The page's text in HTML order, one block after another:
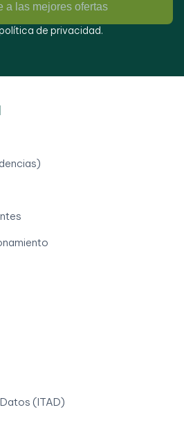
a las mejores ofertas
de privacidad.
(ITAD)